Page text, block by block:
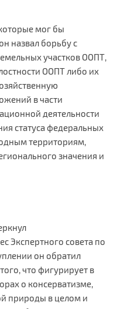
мог бы
назвал борьбу с
участков ООПТ,
ООПТ либо их
в части
деятельности
статуса федеральных
территориям,
значения и
Экспертного совета по
он обратил
что фигурирует в
о консерватизме,
природы в целом и